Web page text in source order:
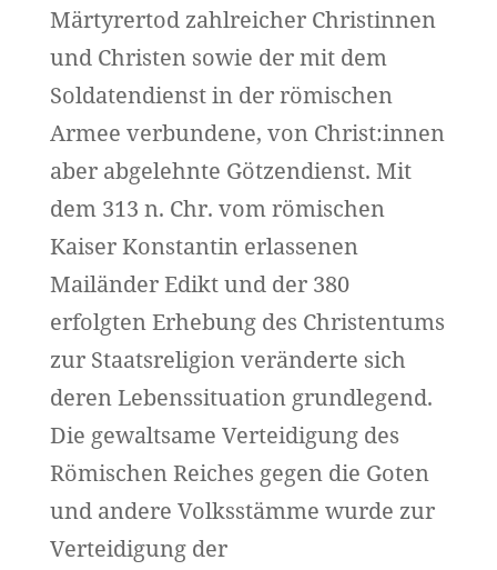
Märtyrertod zahlreicher Christinnen
und Christen sowie der mit dem
Soldatendienst in der römischen
Armee verbundene, von Christ:innen
aber abgelehnte Götzendienst. Mit
dem 313 n. Chr. vom römischen
Kaiser Konstantin erlassenen
Mailänder Edikt und der 380
erfolgten Erhebung des Christentums
zur Staatsreligion veränderte sich
deren Lebenssituation grundlegend.
Die gewaltsame Verteidigung des
Römischen Reiches gegen die Goten
und andere Volksstämme wurde zur
Verteidigung der